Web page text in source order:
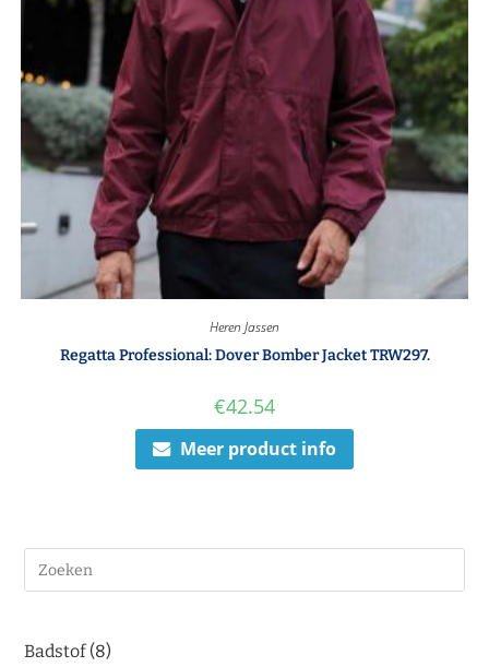
Heren Jassen
Regatta Professional: Dover Bomber Jacket TRW297.
€42.54
Meer product info
Badstof 8